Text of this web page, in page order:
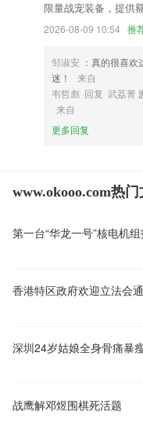
限量战宠装备，提供
2026-08-09 10:54 推
邹淑安 ：真的很喜
迷！
来自
韦哲彪 回复 武荔菁
来自
更多回复
www.okooo.com热门
第一台“华龙一号”核电机
战鹰解邓煜围棋死活题